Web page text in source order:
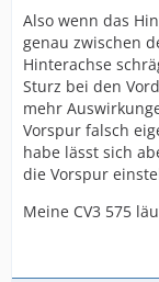
Also wenn das
genau zwischen
Hinterachse
Sturz bei den
mehr
Vorspur falsch
habe lässt sich
die Vorspur
Meine CV3 575